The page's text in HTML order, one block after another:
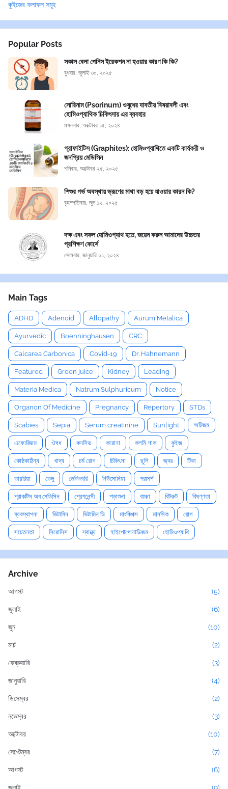
কুইজের ফলাফল সমূহ
Popular Posts
সকাল বেলা পেনিস ইরেকশন না হওয়ার কারণ কি কি?
বুধবার, জুলাই ৩০, ২০২৫
সোরিনাম (Psorinum) ওষুধের যাবতীয় বিষয়াবলী এবং
হোমিওপ্যাথিক চিকিৎসায় এর ব্যবহার
মঙ্গলবার, অক্টোবর ১৫, ২০২৪
গ্রাফাইটিস (Graphites): হোমিওপ্যাথিতে একটি কার্যকরী ও
জনপ্রিয় মেডিসিন
শনিবার, অক্টোবর ২৫, ২০২৫
শিশুর গর্ভ অবস্থায় ভ্রূণের মাথা বড় হয়ে যাওয়ার কারন কি?
বৃহস্পতিবার, জুন ১২, ২০২৫
দক্ষ এবং সফল হোমিওপ্যাথ হতে, জয়েন করুন আমাদের উচ্চতর
প্রশিক্ষণ কোর্সে
সোমবার, জানুয়ারি ০১, ২০২৪
Main Tags
ADHD Adenoid Allopathy Aurum Metalica
Ayurvedic Boenninghausen CRC
Calcarea Carbonica Covid-19 Dr. Hahnemann
Featured Green juice Kidney Leading
Materia Medica Natrum Sulphuricum Notice
Organon Of Medicine Pregnancy Repertory STDs
Scabies Sepia Serum creatinine Sunlight অটিজম
এফোরিজম ঔষধ কনসিভ করোনা কলমি শাক কুইজ
কোষ্ঠকাঠিন্য খাদ্য চর্ম রোগ চিকিৎসা ছুলি জ্বর টিকা
ডায়রিয়া ডেঙ্গু ডেলিভারি নিউমোনিয়া পরামর্শ
প্রাকটিস অব মেডিসিন প্রেগনেন্সী পড়াশুনা বাচ্চা বিটরুট বিষণ্ণতা
ব্যবস্থাপনা ভিটামিন ভিটামিন ডি মাংকিপক্স মানসিক রোগ
সচেতনতা সিরোসিস স্বাস্থ্য হাইপোগোনাডিজম হোমিওপ্যাথি
Archive
আগস্ট (5)
জুলাই (6)
জুন (10)
মার্চ (2)
ফেব্রুয়ারি (3)
জানুয়ারি (4)
ডিসেম্বর (2)
নভেম্বর (3)
অক্টোবর (10)
সেপ্টেম্বর (7)
আগস্ট (6)